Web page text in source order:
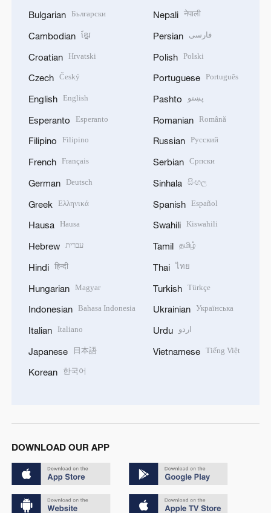
Bulgarian Български
Cambodian ខ្មែរ
Croatian Hrvatski
Czech Český
English English
Esperanto Esperanto
Filipino Filipino
French Français
German Deutsch
Greek Ελληνικά
Hausa Hausa
Hebrew עברית
Hindi हिन्दी
Hungarian Magyar
Indonesian Bahasa Indonesia
Italian Italiano
Japanese 日本語
Korean 한국어
Nepali नेपाली
Persian فارسی
Polish Polski
Portuguese Português
Pashto پښتو
Romanian Română
Russian Русский
Serbian Српски
Sinhala සිංහල
Spanish Español
Swahili Kiswahili
Tamil தமிழ்
Thai ไทย
Turkish Türkçe
Ukrainian Українська
Urdu اردو
Vietnamese Tiếng Việt
DOWNLOAD OUR APP